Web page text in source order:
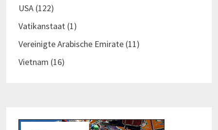
USA(122)
Vatikanstaat(1)
Vereinigte Arabische Emirate(11)
Vietnam (16)